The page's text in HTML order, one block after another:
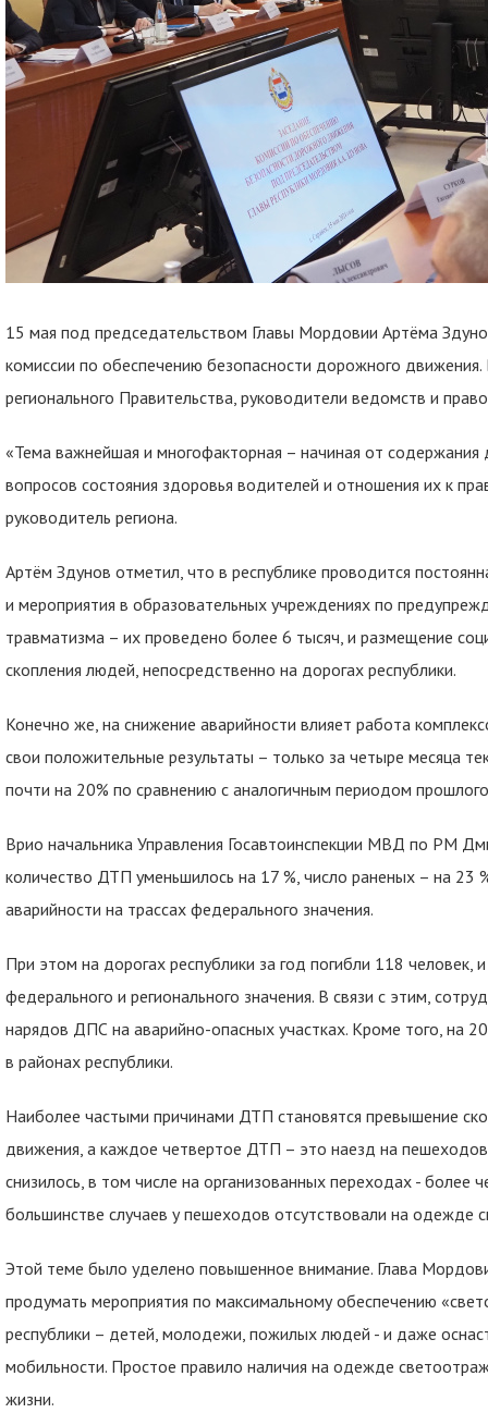
15 мая под председательством Главы Мордовии Артёма
комиссии по обеспечению безопасности дорожного
регионального Правительства, руководители ведомств и
«Тема важнейшая и многофакторная – начиная от
вопросов состояния здоровья водителей и отношения их к
руководитель региона.
Артём Здунов отметил, что в республике проводится
и мероприятия в образовательных учреждениях по
травматизма – их проведено более 6 тысяч, и размещение
скопления людей, непосредственно на дорогах республики.
Конечно же, на снижение аварийности влияет работа
свои положительные результаты – только за четыре месяца
почти на 20% по сравнению с аналогичным периодом
Врио начальника Управления Госавтоинспекции МВД по РМ
количество ДТП уменьшилось на 17 %, число раненых – на 23
аварийности на трассах федерального значения.
При этом на дорогах республики за год погибли 118
федерального и регионального значения. В связи с этим,
нарядов ДПС на аварийно-опасных участках. Кроме того, на
в районах республики.
Наиболее частыми причинами ДТП становятся превышение
движения, а каждое четвертое ДТП – это наезд на
снизилось, в том числе на организованных переходах - более
большинстве случаев у пешеходов отсутствовали на
Этой теме было уделено повышенное внимание. Глава
продумать мероприятия по максимальному обеспечению
республики – детей, молодежи, пожилых людей - и даже
мобильности. Простое правило наличия на одежде
жизни.